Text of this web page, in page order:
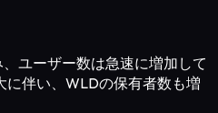
ユーザー数は急速に増加して
に伴い、WLDの保有者数も増